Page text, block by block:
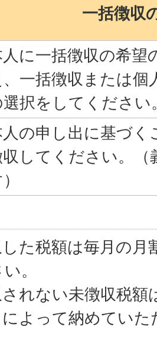
一括徴収
に一括徴収の希望
、一括徴収または個
選択をしてください
の申し出に基づく
してください。
た税額は毎月の月
。
れない未徴収税額
によって納めていた